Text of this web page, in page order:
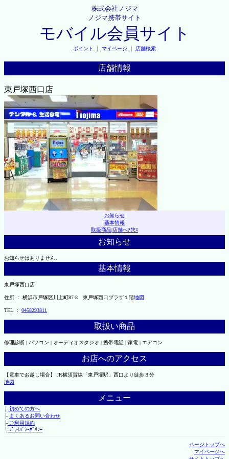
株式会社ノジマ
ノジマ携帯サイト
モバイル会員サイト
ポイント ｜ マイページ ｜ 店舗検索
店舗情報
東戸塚西口店
お知らせ
基本情報
取扱商品|店舗へｱｸｾｽ
お知らせ
お知らせはありません。
基本情報
東戸塚西口店
住所 ： 横浜市戸塚区川上町87-8 東戸塚西口プラザ１階地図
TEL ： 0458293811
取扱い商品
修理診断 | パソコン | オーディオスタジオ | 携帯電話 | 家電 | エアコン
お店へのアクセス
【電車でお越し場合】 JR横須賀線「東戸塚駅」西口より徒歩３分
地図
メニュー
├初めての方へ
├ よくあるお問い合わせ
├ご利用規約
└ﾌﾟﾗｲﾊﾞｼｰﾎﾟﾘｼｰ
ページトップへ
マイページへ